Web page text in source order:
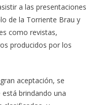
a las presentaciones
de la Torriente Brau y
como revistas,
producidos por los
aceptación, se
brindando una